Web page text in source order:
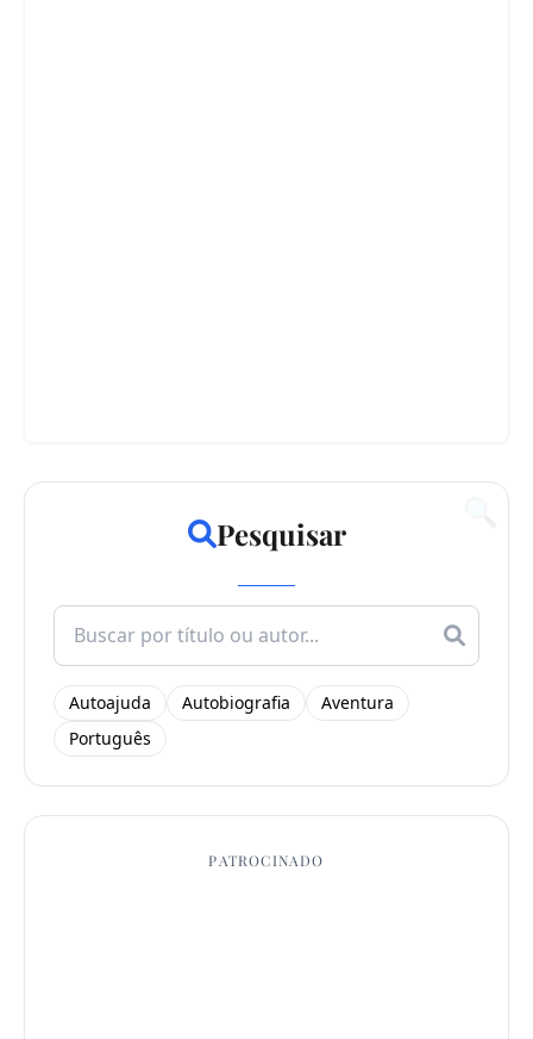
Pesquisar
Search
for:
Autoajuda Autobiografia
Aventura
Português
PATROCINADO